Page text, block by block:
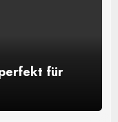
für